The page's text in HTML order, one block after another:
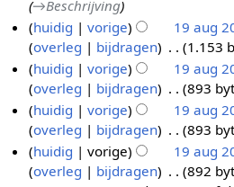
1
e
w
e
r
k
i
n
g
s
g
0
0
n
b
e
w
e
r
k
i
n
→Beschrijving
huidig
vorige 19 aug
overleg
bijdragen 1.153
G
e
e
n
b
e
huidig vorige 19 aug
overleg
bijdragen 893
G
e
e
n
huidig vorige 19 aug
overleg
bijdragen 893
G
e
huidig vorige 19 aug
overleg
bijdragen 892